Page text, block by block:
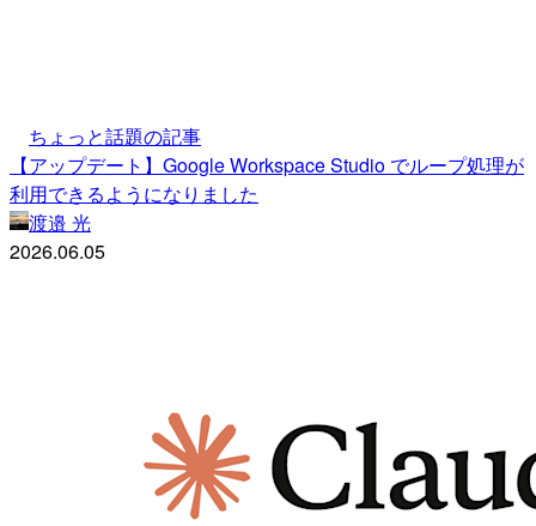
ちょっと話題の記事
【アップデート】Google Workspace Studio でループ処理が
利用できるようになりました
渡邉 光
2026.06.05